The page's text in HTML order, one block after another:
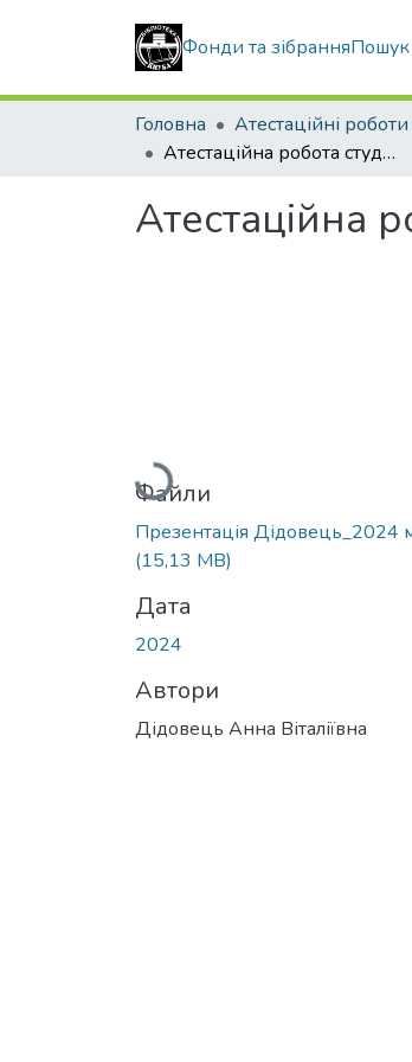
Фонди та зібранняПошук
Головна
Атестаційна робота студентки Дідовець Анни Віталіївни
Атестаційна
Вантажиться...
Файли
Презентація Дідовець_2024
(15,13 MB)
Дата
2024
Автори
Дідовець Анна Віталіївна